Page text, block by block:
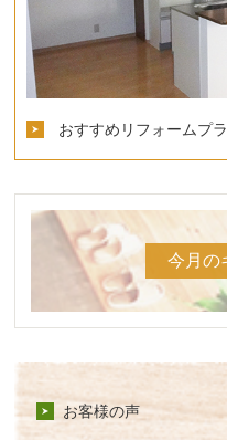
おすすめリフォームプ
今月の
お客様の声